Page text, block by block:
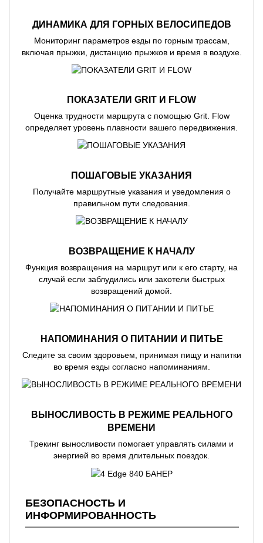
ДИНАМИКА ДЛЯ ГОРНЫХ ВЕЛОСИПЕДОВ
Мониторинг параметров езды по горным трассам,
включая прыжки, дистанцию прыжков и время в воздухе.
ПОКАЗАТЕЛИ GRIT И FLOW
Оценка трудности маршрута с помощью Grit. Flow
определяет уровень плавности вашего передвижения.
ПОШАГОВЫЕ УКАЗАНИЯ
Получайте маршрутные указания и уведомления о
правильном пути следования.
ВОЗВРАЩЕНИЕ К НАЧАЛУ
Функция возвращения на маршрут или к его старту, на
случай если заблудились или захотели быстрых
возвращений домой.
НАПОМИНАНИЯ О ПИТАНИИ И ПИТЬЕ
Следите за своим здоровьем, принимая пищу и напитки
во время езды согласно напоминаниям.
ВЫНОСЛИВОСТЬ В РЕЖИМЕ РЕАЛЬНОГО
ВРЕМЕНИ
Трекинг выносливости помогает управлять силами и
энергией во время длительных поездок.
БЕЗОПАСНОСТЬ И
ИНФОРМИРОВАННОСТЬ